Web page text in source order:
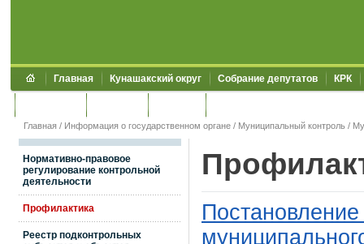
Главная Кунашакский округ Собрание депутатов КРК
Главная / Информация о государственном органе / Муниципальный контроль /
Нормативно-правовое
регулирование контрольной
деятельности
Профилактика
Реестр подконтрольных